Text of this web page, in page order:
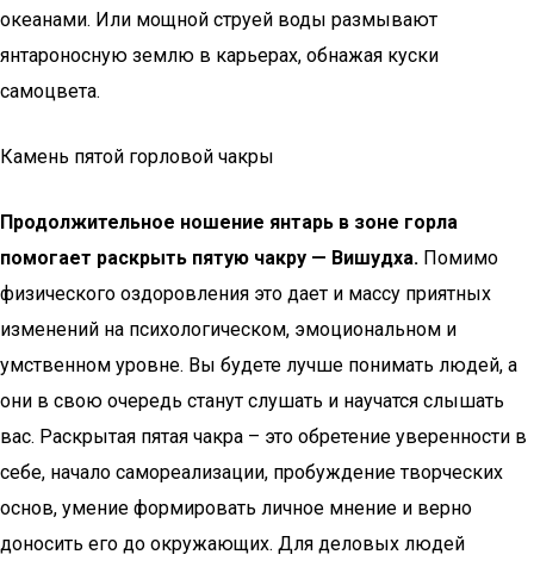
океанами. Или мощной струей воды размывают
янтароносную землю в карьерах, обнажая куски
самоцвета.
Камень пятой горловой чакры
Продолжительное ношение янтарь в зоне горла
помогает раскрыть пятую чакру — Вишудха. Помимо
физического оздоровления это дает и массу приятных
изменений на психологическом, эмоциональном и
умственном уровне. Вы будете лучше понимать людей, а
они в свою очередь станут слушать и научатся слышать
вас. Раскрытая пятая чакра – это обретение уверенности в
себе, начало самореализации, пробуждение творческих
основ, умение формировать личное мнение и верно
доносить его до окружающих. Для деловых людей